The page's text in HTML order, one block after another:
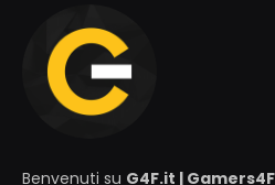
Benvenuti su G4F.it |